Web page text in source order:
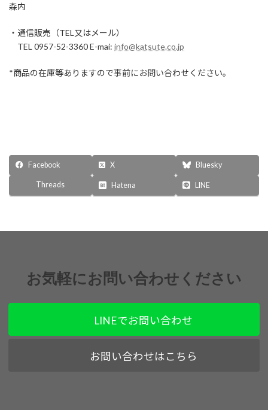
森内
・通信販売（TEL又はメール）
TEL 0957-52-3360 E-mai: info@katsute.co.jp
*商品の在庫等ありますので事前にお問い合わせください。
Facebook X Bluesky
Threads Hatena LINE
お気軽にお問い合わせください
LINEでお問い合わせ
お問い合わせはこちら